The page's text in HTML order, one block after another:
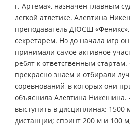
г. Артема», назначен главным
легкой атлетике. Алевтина
преподаватель ДЮСШ
секретарем. Но до начала игр
принимали самое активное
ребят к ответственным
прекрасно знаем и отбирали
соревнований, в которых они
объяснила Алевтина
выступить в дисциплинах: 1500
дистанции; спринт 200 м и 100